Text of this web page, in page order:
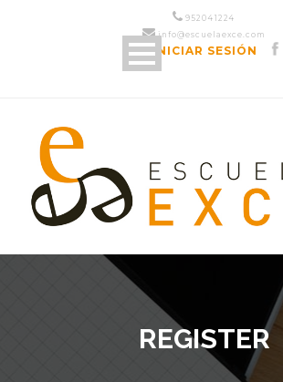
952 04 12 24
info@escuelaexce.com
INICIAR SESIÓN
REGISTER